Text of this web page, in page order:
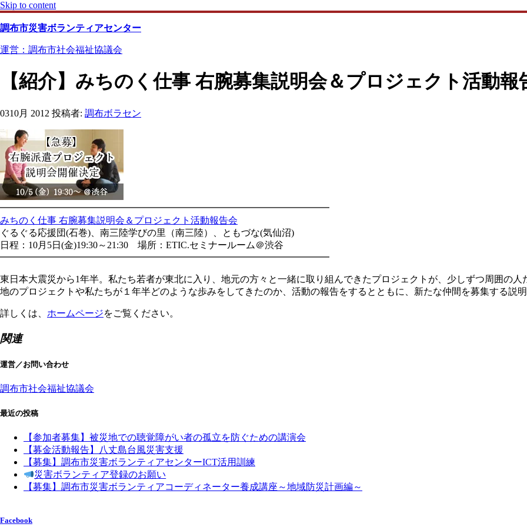
Skip to content
調布市災害ボランティアセンター
運営：調布市社会福祉協議会
【紹介】みちのく仕事 右腕募集説明会＆プロジェクト活動報
0310月 2012 投稿者: 調布ボラセン
━━━━━━━━━━━━━━━━━━━━━━━━━━━━━━━━━━━
みちのく仕事 右腕募集説明会＆プロジェクト活動報告会
ぐるぐる応援団(石巻)、南三陸学びの里（南三陸）、ともづな(気仙沼)
日程：10月5日(金)19:30～21:30 場所：ETIC.セミナールーム＠渋谷
━━━━━━━━━━━━━━━━━━━━━━━━━━━━━━━━━━━
東日本大震災から1年半。私たち若者が東北に入り、地元の方々と一緒に取り組んできたプロジェクトが、少しずつ周囲の
地のプロジェクトや私たちが１年半どのような歩みをしてきたのか、活動の報告をするとともに、新たな仲間を募集する説
詳しくは、 ホームページをご覧ください。
関連
運営／お問い合わせ
調布市社会福祉協議会
最近の投稿
【参加者募集】被災地での聴覚障がい者の孤立を防ぐための講演会
【募金活動報告】八丈島台風災害支援
【募集】調布市災害ボランティアセンターICT活用訓練
災害ボランティア登録のお願い
【募集】調布市災害ボランティアコーディネーター養成講座～地域防災計画編～
Facebook